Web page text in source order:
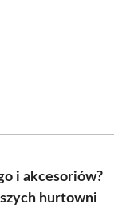
i akcesoriów?
hurtowni